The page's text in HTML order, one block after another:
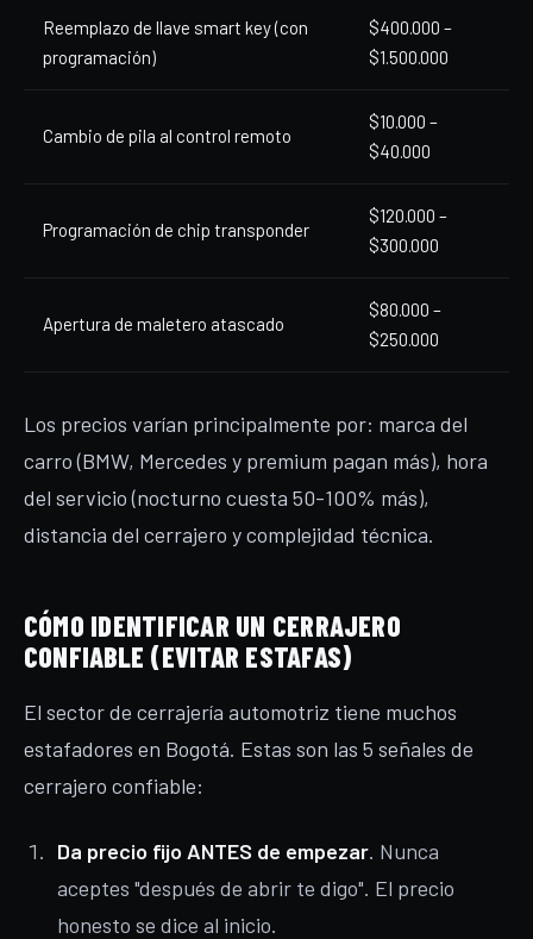
Reemplazo de llave smart key (con
programación)
$400.000 –
$1.500.000
Cambio de pila al control remoto
$10.000 –
$40.000
Programación de chip transponder
$120.000 –
$300.000
Apertura de maletero atascado
$80.000 –
$250.000
Los precios varían principalmente por: marca del
carro (BMW, Mercedes y premium pagan más), hora
del servicio (nocturno cuesta 50-100% más),
distancia del cerrajero y complejidad técnica.
CÓMO IDENTIFICAR UN CERRAJERO
CONFIABLE (EVITAR ESTAFAS)
El sector de cerrajería automotriz tiene muchos
estafadores en Bogotá. Estas son las 5 señales de
cerrajero confiable:
Da precio fijo ANTES de empezar. Nunca
aceptes "después de abrir te digo". El precio
honesto se dice al inicio.